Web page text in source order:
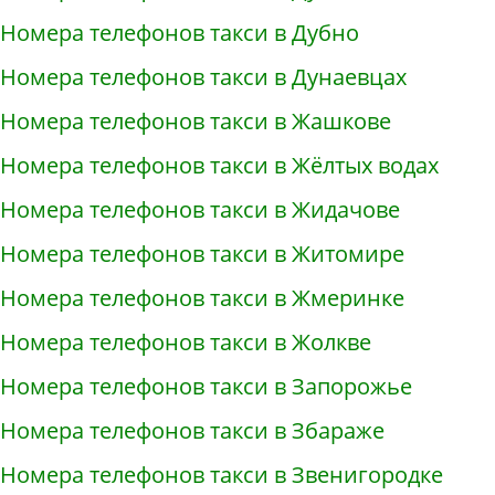
Номера телефонов такси в Дубно
Номера телефонов такси в Дунаевцах
Номера телефонов такси в Жашкове
Номера телефонов такси в Жёлтых водах
Номера телефонов такси в Жидачове
Номера телефонов такси в Житомире
Номера телефонов такси в Жмеринке
Номера телефонов такси в Жолкве
Номера телефонов такси в Запорожье
Номера телефонов такси в Збараже
Номера телефонов такси в Звенигородке